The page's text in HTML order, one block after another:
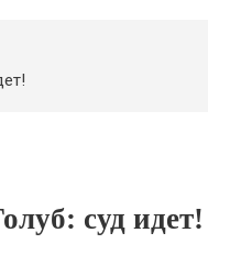
суд идет!